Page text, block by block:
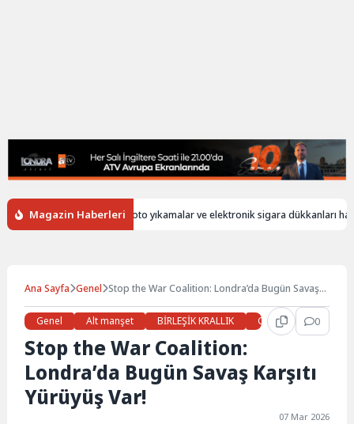
Magazin Haberleri
İngiltere’de oto yıkamalar ve elektronik sigara dükkanları hala
Ana Sayfa Genel Stop the War Coalition: Londra’da Bugün Savaş
Genel
Alt manşet BİRLEŞİK KRALLIK Gündem 0
Stop the War Coalition:
Londra’da Bugün Savaş Karşıtı
Yürüyüş Var!
07 Mar 2026